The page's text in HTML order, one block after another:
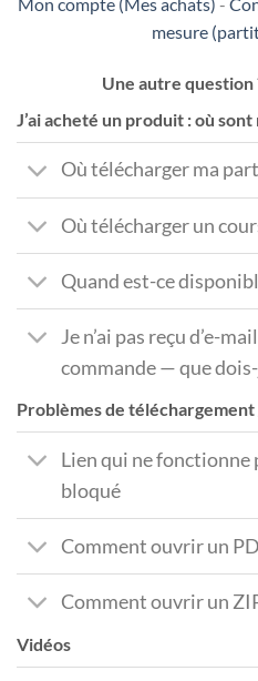
mesure
Une autre question
J’ai acheté un produit : où
Où télécharger ma
Où télécharger un
Quand est-ce
Je n’ai pas reçu d’e-
commande — que
Problèmes de
Lien qui ne fonctionne
bloqué
Comment ouvrir un
Comment ouvrir un
Vidéos